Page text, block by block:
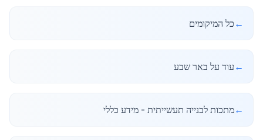
← כל המיקומים
← עוד על באר שבע
←מתכות לבנייה תעשייתית - מידע כללי